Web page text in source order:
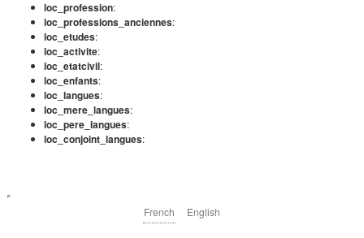
loc_profession:
loc_professions_anciennes:
loc_etudes:
loc_activite:
loc_etatcivil:
loc_enfants:
loc_langues:
loc_mere_langues:
loc_pere_langues:
loc_conjoint_langues:
French English